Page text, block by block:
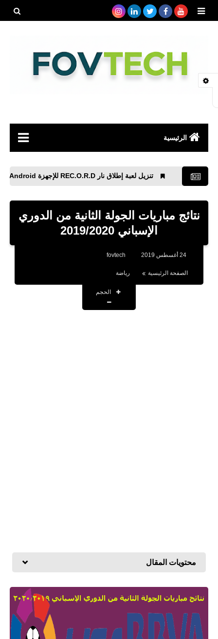
الرئيسية
رياضة
مواقع
برامج كمبيوتر
تنزيل لعبة إطلاق نار REC.O.R.D للإجهزة APK Android
نتائج مباريات الجولة الثانية من الدوري
الإسباني 2019/2020
24 أغسطس 2019 fovtech
الصفحة الرئيسية رياضة
الحجم
محتويات المقال